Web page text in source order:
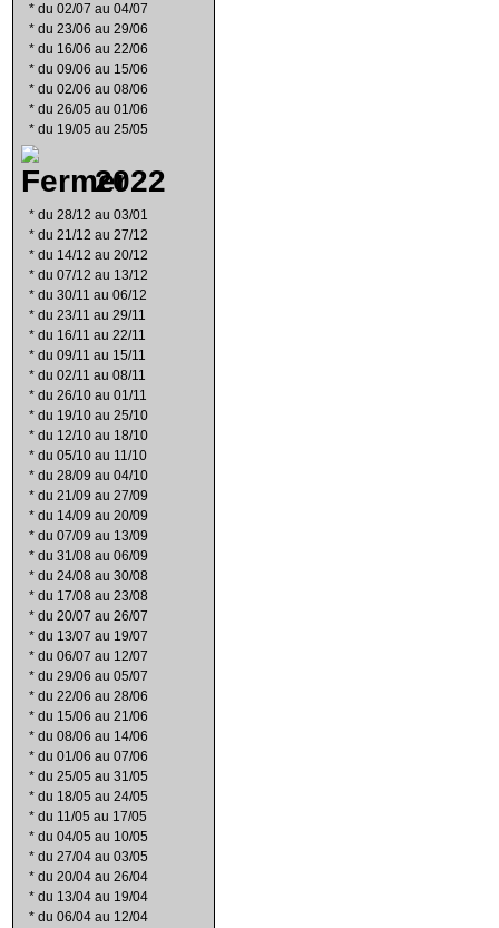
* du 02/07 au 04/07
* du 23/06 au 29/06
* du 16/06 au 22/06
* du 09/06 au 15/06
* du 02/06 au 08/06
* du 26/05 au 01/06
* du 19/05 au 25/05
2022
* du 28/12 au 03/01
* du 21/12 au 27/12
* du 14/12 au 20/12
* du 07/12 au 13/12
* du 30/11 au 06/12
* du 23/11 au 29/11
* du 16/11 au 22/11
* du 09/11 au 15/11
* du 02/11 au 08/11
* du 26/10 au 01/11
* du 19/10 au 25/10
* du 12/10 au 18/10
* du 05/10 au 11/10
* du 28/09 au 04/10
* du 21/09 au 27/09
* du 14/09 au 20/09
* du 07/09 au 13/09
* du 31/08 au 06/09
* du 24/08 au 30/08
* du 17/08 au 23/08
* du 20/07 au 26/07
* du 13/07 au 19/07
* du 06/07 au 12/07
* du 29/06 au 05/07
* du 22/06 au 28/06
* du 15/06 au 21/06
* du 08/06 au 14/06
* du 01/06 au 07/06
* du 25/05 au 31/05
* du 18/05 au 24/05
* du 11/05 au 17/05
* du 04/05 au 10/05
* du 27/04 au 03/05
* du 20/04 au 26/04
* du 13/04 au 19/04
* du 06/04 au 12/04